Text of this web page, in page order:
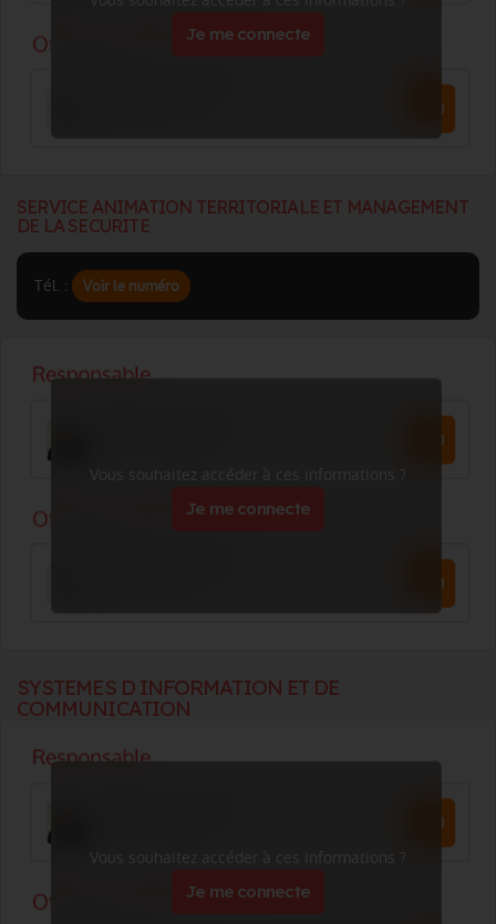
Je me connecte
SERVICE ANIMATION TERRITORIALE ET MANAGEMENT
DE LA SECURITE
Tél. : Voir le numéro
Vous souhaitez accéder à ces informations ?
Je me connecte
SYSTEMES D INFORMATION ET DE
COMMUNICATION
Vous souhaitez accéder à ces informations ?
Je me connecte